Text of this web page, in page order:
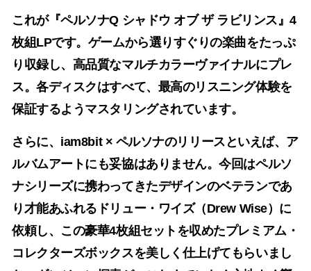
これが『ペルソナQ シャドウ オブ ザ ラビリンス』4
枚組LPです。ゲームから選りすぐりの楽曲をたっぷ
り収録し、高品質なマルチカラーヴァイナルにプレ
ス。各ディスクはすべて、最高のリスニング体験を
保証するようマスタリングされています。
さらに、iam8bit × ペルソナのリリースといえば、ア
ルバムアートにも妥協はありません。今回はペルソ
ナシリーズに携わってきたデザインのベテランであ
り才能あふれるドリュー・ワイズ（Drew Wise）に
依頼し、この豪華4枚組セットを収めたプレミアム・
コレクターズボックスを美しく仕上げてもらいまし